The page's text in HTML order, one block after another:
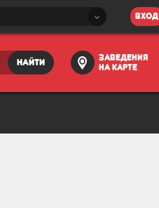
вход
найти
заведения
на карте